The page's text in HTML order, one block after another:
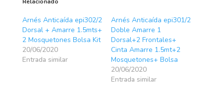
Arnés Anticaída epi302/2
Dorsal + Amarre 1.5mts+
2 Mosquetones Bolsa Kit
20/06/2020
Entrada similar
Arnés Anticaída epi301/2
Doble Amarre 1
Dorsal+2 Frontales+
Cinta Amarre 1.5mt+2
Mosquetones+ Bolsa
20/06/2020
Entrada similar